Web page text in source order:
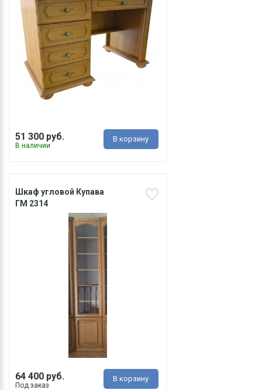
51 300 руб.
В наличии
В корзину
Шкаф угловой Купава
ГМ 2314
64 400 руб.
Под заказ
В корзину